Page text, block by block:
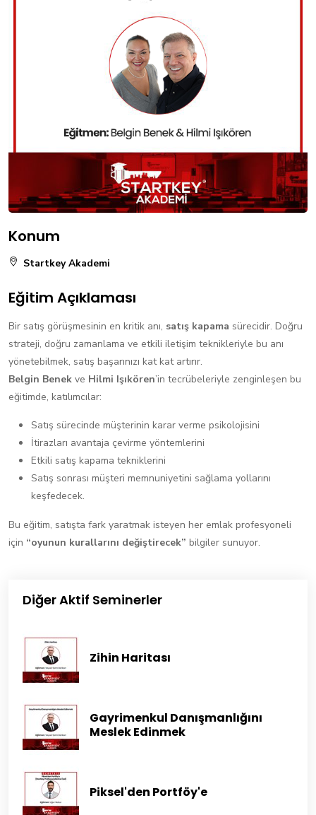
Konum
Startkey Akademi
Eğitim Açıklaması
Bir satış görüşmesinin en kritik anı, satış kapama sürecidir. Doğru
strateji, doğru zamanlama ve etkili iletişim teknikleriyle bu anı
yönetebilmek, satış başarınızı kat kat artırır.
Belgin Benek ve Hilmi Işıkören’in tecrübeleriyle zenginleşen bu
eğitimde, katılımcılar:
Satış sürecinde müşterinin karar verme psikolojisini
İtirazları avantaja çevirme yöntemlerini
Etkili satış kapama tekniklerini
Satış sonrası müşteri memnuniyetini sağlama yollarını
keşfedecek.
Bu eğitim, satışta fark yaratmak isteyen her emlak profesyoneli
için “oyunun kurallarını değiştirecek” bilgiler sunuyor.
Diğer Aktif Seminerler
Zihin Haritası
Gayrimenkul Danışmanlığını
Meslek Edinmek
Piksel'den Portföy'e